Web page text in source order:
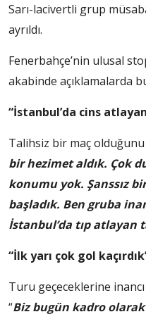
Sarı-lacivertli grup
ayrıldı.
Fenerbahçe’nin ulusal
akabinde açıklamalarda
“İstanbul’da cins
Talihsiz bir maç
bir hezimet aldık. Çok
konumu yok. Şanssız
başladık. Ben gruba
İstanbul’da tıp atlayan
“İlk yarı çok gol
Turu geçeceklerine
“Biz bugün kadro olarak